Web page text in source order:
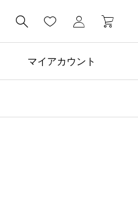

マイアカウント